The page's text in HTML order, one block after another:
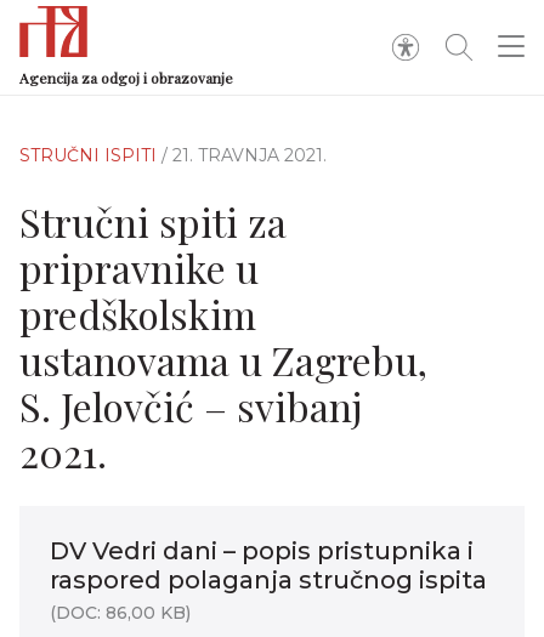
Agencija za odgoj i obrazovanje
STRUČNI ISPITI / 21. TRAVNJA 2021.
Stručni spiti za
pripravnike u
predškolskim
ustanovama u Zagrebu,
S. Jelovčić – svibanj
2021.
DV Vedri dani – popis pristupnika i
raspored polaganja stručnog ispita
(DOC: 86,00 KB)